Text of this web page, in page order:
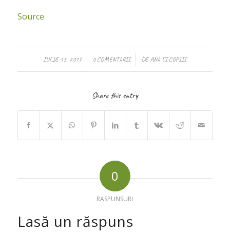
Source
IULIE 13, 2017
/ 0 COMENTARII
/ DEANA SI COPIII
Share this entry
0
RASPUNSURI
Lasă un răspuns